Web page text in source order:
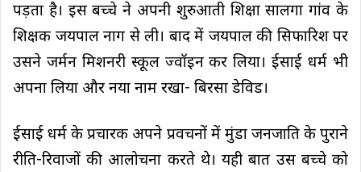
पड़ता है। इस बच्चे ने अपनी शुरुआती शिक्षा सालगा गांव के
शिक्षक जयपाल नाग से ली। बाद में जयपाल की सिफारिश पर
उसने जर्मन मिशनरी स्कूल ज्वॉइन कर लिया। ईसाई धर्म भी
अपना लिया और नया नाम रखा- बिरसा डेविड।
ईसाई धर्म के प्रचारक अपने प्रवचनों में मुंडा जनजाति के पुराने
रीति-रिवाजों की आलोचना करते थे। यही बात उस बच्चे को